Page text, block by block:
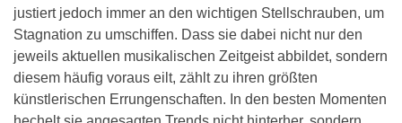
justiert jedoch immer an den wichtigen Stellschrauben, um
Stagnation zu umschiffen. Dass sie dabei nicht nur den
jeweils aktuellen musikalischen Zeitgeist abbildet, sondern
diesem häufig voraus eilt, zählt zu ihren größten
künstlerischen Errungenschaften. In den besten Momenten